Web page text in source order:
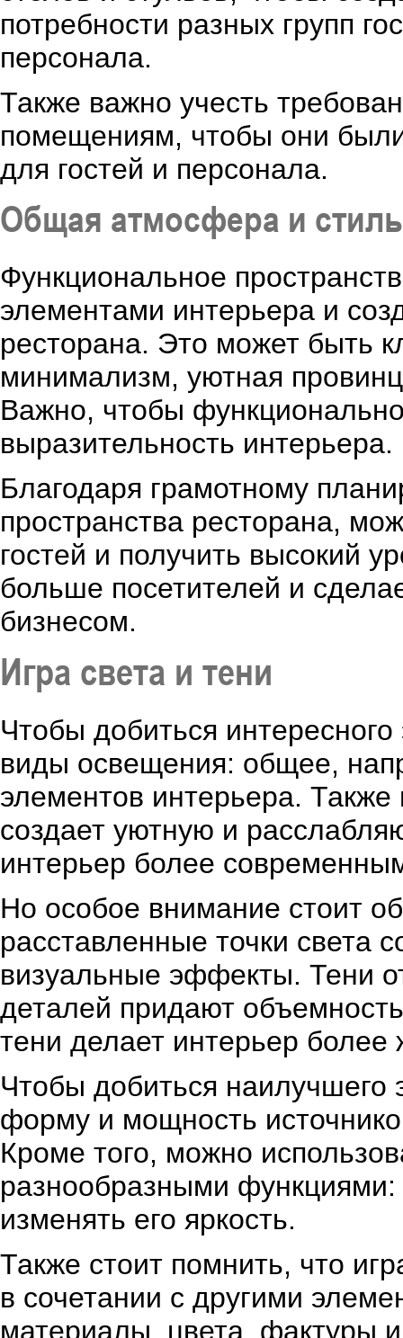
потребности разных групп
персонала.
Также важно учесть
помещениям, чтобы они
для гостей и персонала.
Общая атмосфера и стиль
Функциональное
элементами интерьера и
ресторана. Это может быть
минимализм, уютная
Важно, чтобы
выразительность интерьера.
Благодаря грамотному
пространства ресторана,
гостей и получить высокий
больше посетителей и
бизнесом.
Игра света и тени
Чтобы добиться
виды освещения: общее,
элементов интерьера. Также
создает уютную и
интерьер более
Но особое внимание стоит
расставленные точки света
визуальные эффекты. Тени
деталей придают
тени делает интерьер
Чтобы добиться
форму и мощность
Кроме того, можно
разнообразными
изменять его яркость.
Также стоит помнить, что
в сочетании с другими
материалы, цвета, фактуры